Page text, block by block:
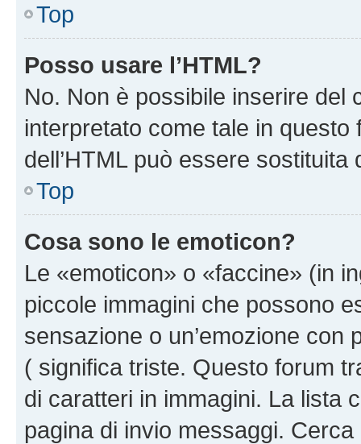
Top
Posso usare l’HTML?
No. Non è possibile inserire del
interpretato come tale in
dell’HTML può essere sostituita
Top
Cosa sono le emoticon?
Le «emoticon» o «faccine» (in
piccole immagini che possono
sensazione o un’emozione
( significa triste. Questo forum
di caratteri in immagini. La lista
pagina di invio messaggi.